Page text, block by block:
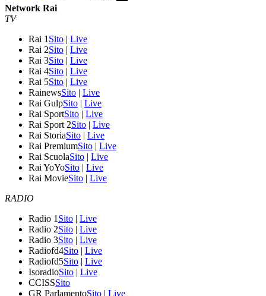
Network Rai
TV
Rai 1 Sito | Live
Rai 2Sito | Live
Rai 3Sito | Live
Rai 4Sito | Live
Rai 5Sito | Live
RainewsSito | Live
Rai GulpSito | Live
Rai SportSito | Live
Rai Sport 2Sito | Live
Rai StoriaSito | Live
Rai PremiumSito | Live
Rai ScuolaSito | Live
Rai YoYoSito | Live
Rai MovieSito | Live
RADIO
Radio 1 Sito | Live
Radio 2Sito | Live
Radio 3Sito | Live
Radiofd4Sito | Live
Radiofd5Sito | Live
IsoradioSito | Live
CCISSSito
GR ParlamentoSito | Live